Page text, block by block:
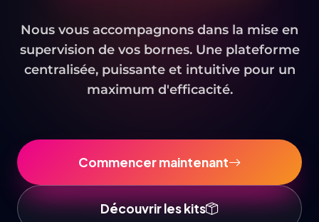
Nous vous accompagnons dans la mise en
supervision de vos bornes. Une plateforme
centralisée, puissante et intuitive pour un
maximum d'efficacité.
Commencer maintenant
Découvrir les kits